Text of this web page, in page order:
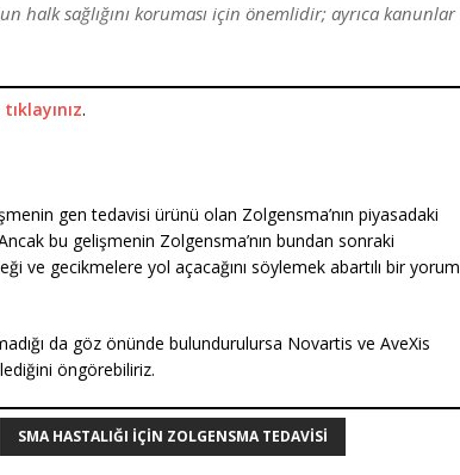
halk sağlığını koruması için önemlidir; ayrıca kanunlar
tıklayınız.
gen tedavisi ürünü olan Zolgensma’nın piyasadaki
bu gelişmenin Zolgensma’nın bundan sonraki
ve gecikmelere yol açacağını söylemek abartılı bir yorum
da göz önünde bulundurulursa Novartis ve AveXis
öngörebiliriz.
SMA HASTALIĞI IÇIN ZOLGENSMA TEDAVISI